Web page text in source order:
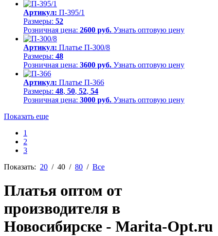
Артикул: П-395/1
Размеры: 52
Розничная цена: 2600 руб. Узнать оптовую цену
Артикул: Платье П-300/8
Размеры: 48
Розничная цена: 3600 руб. Узнать оптовую цену
Артикул: Платье П-366
Размеры: 48, 50, 52, 54
Розничная цена: 3000 руб. Узнать оптовую цену
Показать еще
1
2
3
Показать: 20 / 40 / 80 / Все
Платья оптом от
производителя в
Новосибирске - Marita-Opt.ru